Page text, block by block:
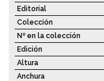
Editorial
Colección
Nº en la colección
Edición
Altura
Anchura